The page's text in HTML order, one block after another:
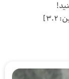
3.2
]